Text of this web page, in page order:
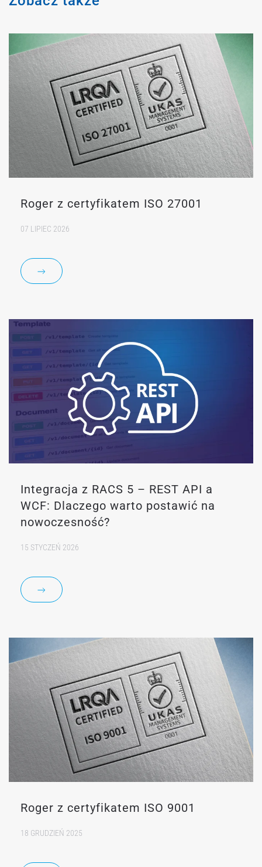
Roger z certyfikatem ISO 27001
07 LIPIEC 2026
Integracja z RACS 5 – REST API a
WCF: Dlaczego warto postawić na
nowoczesność?
15 STYCZEŃ 2026
Roger z certyfikatem ISO 9001
18 GRUDZIEŃ 2025